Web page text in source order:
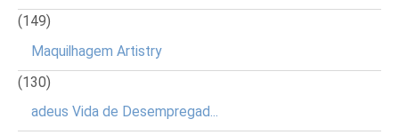
(149)
Maquilhagem Artistry
(130)
adeus Vida de Desempregad...